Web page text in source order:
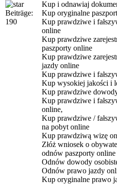
Beiträge:
190
Kup i odnawiaj
Kup oryginalne
Kup prawdziwe i
online
Kup prawdziwe
paszporty online
Kup prawdziwe
jazdy online
Kup prawdziwe i
Kup wysokiej jakości i
Kup prawdziwe
Kup prawdziwe i
online,
Kup prawdziwe /
na pobyt online
Kup prawdziwą wizę
Złóż wniosek o
odnów paszporty online
Odnów dowody
Odnów prawo jazdy
Kup oryginalne prawo